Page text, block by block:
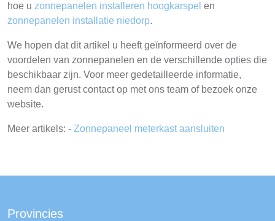
hoe u zonnepanelen installeren hoogkarspel en
zonnepanelen installatie niedorp.
We hopen dat dit artikel u heeft geïnformeerd over de
voordelen van zonnepanelen en de verschillende opties die
beschikbaar zijn. Voor meer gedetailleerde informatie,
neem dan gerust contact op met ons team of bezoek onze
website.
Meer artikels: - Zonnepaneel meterkast aansluiten
Provincies